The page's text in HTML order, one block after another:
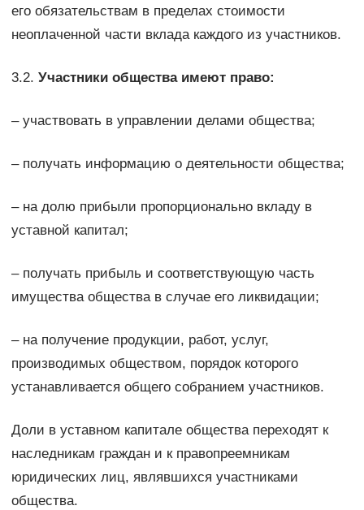
его обязательствам в пределах стоимости
неоплаченной части вклада каждого из участников.
3.2. Участники общества имеют право:
– участвовать в управлении делами общества;
– получать информацию о деятельности общества;
– на долю прибыли пропорционально вкладу в
уставной капитал;
– получать прибыль и соответствующую часть
имущества общества в случае его ликвидации;
– на получение продукции, работ, услуг,
производимых обществом, порядок которого
устанавливается общего собранием участников.
Доли в уставном капитале общества переходят к
наследникам граждан и к правопреемникам
юридических лиц, являвшихся участниками
общества.